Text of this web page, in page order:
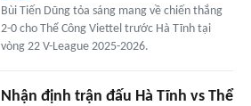
Bùi Tiến Dũng tỏa sáng mang về chiến thắng
2-0 cho Thể Công Viettel trước Hà Tĩnh tại
vòng 22 V-League 2025-2026.
Nhận định trận đấu Hà Tĩnh vs Thể